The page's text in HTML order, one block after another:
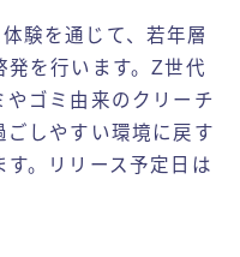
験を通じて、若年層
を行います。Z世代
ゴミ由来のクリーチ
ごしやすい環境に戻す
。リリース予定日は